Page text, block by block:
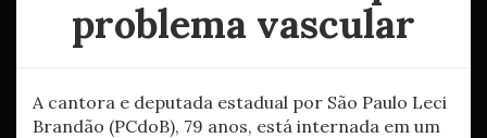
problema vascular
A cantora e deputada estadual por São Paulo Leci
Brandão (PCdoB), 79 anos, está internada em um